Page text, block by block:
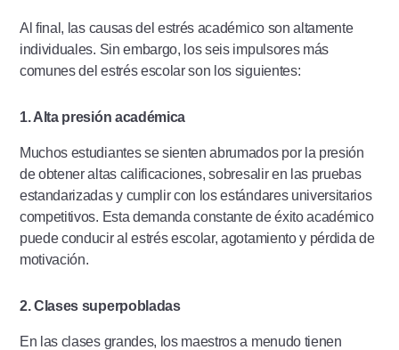
Al final, las causas del estrés académico son altamente
individuales. Sin embargo, los seis impulsores más
comunes del estrés escolar son los siguientes:
1. Alta presión académica
Muchos estudiantes se sienten abrumados por la presión
de obtener altas calificaciones, sobresalir en las pruebas
estandarizadas y cumplir con los estándares universitarios
competitivos. Esta demanda constante de éxito académico
puede conducir al estrés escolar, agotamiento y pérdida de
motivación.
2. Clases superpobladas
En las clases grandes, los maestros a menudo tienen